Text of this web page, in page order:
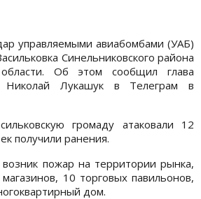
управляемыми авиабомбами (УАБ)
Синельниковского района
области. Об этом сообщил глава
Николай Лукашук в Телеграм в
громаду атаковали 12
получили ранения.
пожар на территории рынка,
10 торговых павильонов,
дом.